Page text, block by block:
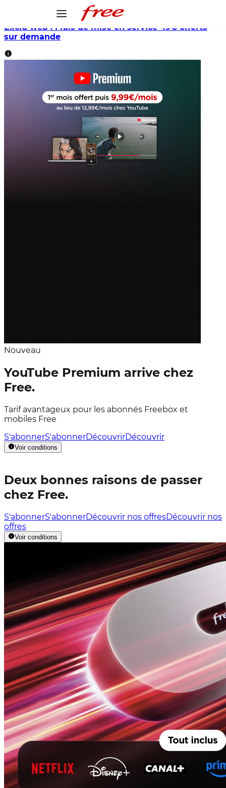
Exclu web : Frais de mise en service 49€ offerts
sur demande
Nouveau
YouTube Premium arrive chez
Free.
Tarif avantageux pour les abonnés Freebox et
mobiles Free
S'abonnerS'abonnerDécouvrirDécouvrir
Voir conditions
Deux bonnes raisons de passer
chez Free.
S'abonnerS'abonnerDécouvrir nos offresDécouvrir nos
offres
Voir conditions